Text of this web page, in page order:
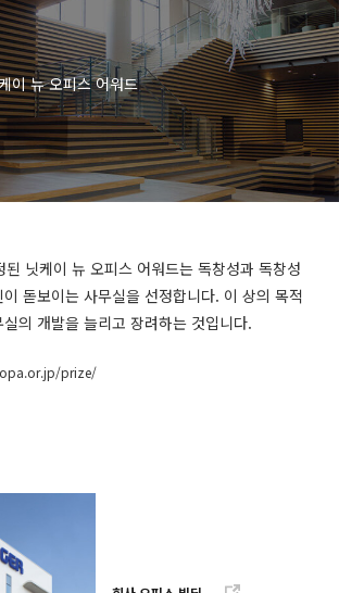
이 뉴 오피스 어워드
닛케이 뉴 오피스 어워드는 독창성과 독창성
돋보이는 사무실을 선정합니다. 이 상의 목적
의 개발을 늘리고 장려하는 것입니다.
prize/